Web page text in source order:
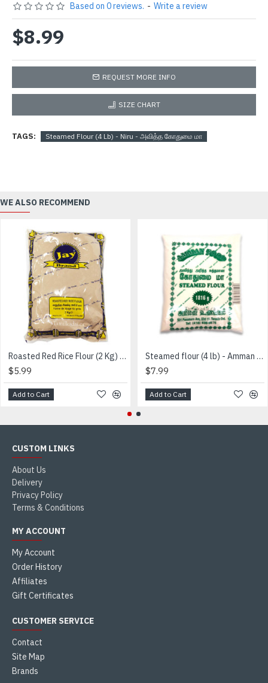
Based on 0 reviews. - Write a review
$8.99
REQUEST MORE INFO
SIZE CHART
TAGS: Steamed Flour (4 Lb) - Niru - அவித்த கோதுமை மா
WE ALSO RECOMMEND
Roasted Red Rice Flour (2 Kg) - Jay brand - வறுத்த சிவப்பு அரிசி மா
$5.99
Add to Cart
Steamed flour (4 lb) - Amman - அவித்த மா
$7.99
Add to Cart
CUSTOM LINKS
About Us
Delivery
Privacy Policy
Terms & Conditions
MY ACCOUNT
My Account
Order History
Affiliates
Gift Certificates
CUSTOMER SERVICE
Contact
Site Map
Brands